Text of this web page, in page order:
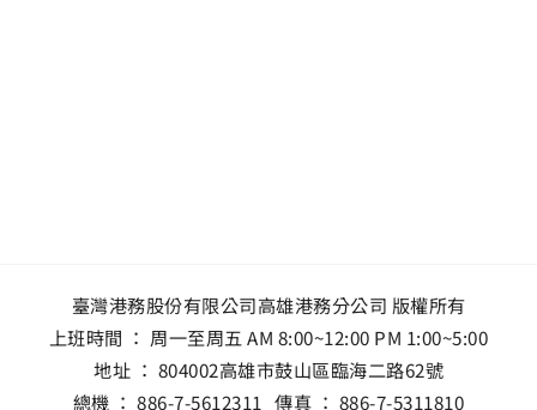
臺灣港務股份有限公司高雄港務分公司 版權所有
上班時間 ： 周一至周五 AM 8:00~12:00 PM 1:00~5:00
地址 ： 804002高雄市鼓山區臨海二路62號
總機 ：886-7-5612311 傳真 ： 886-7-5311810